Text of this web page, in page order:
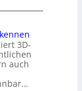
3D-
auch